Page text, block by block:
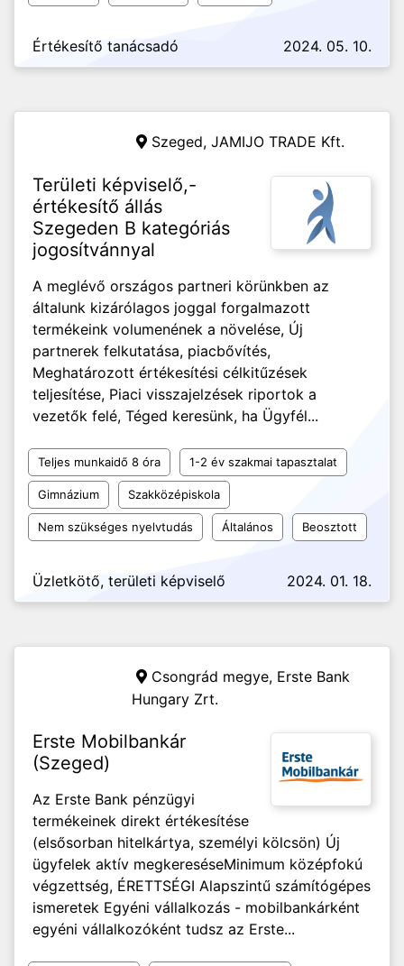
Értékesítő tanácsadó 2024. 05. 10.
Szeged, JAMIJO TRADE Kft.
Területi képviselő,-
értékesítő állás
Szegeden B kategóriás
jogosítvánnyal
A meglévő országos partneri körünkben az
általunk kizárólagos joggal forgalmazott
termékeink volumenének a növelése, Új
partnerek felkutatása, piacbővítés,
Meghatározott értékesítési célkitűzések
teljesítése, Piaci visszajelzések riportok a
vezetők felé, Téged keresünk, ha Ügyfél...
Teljes munkaidő 8 óra 1-2 év szakmai tapasztalat
Gimnázium Szakközépiskola
Nem szükséges nyelvtudás Általános Beosztott
Üzletkötő, területi képviselő 2024. 01. 18.
Csongrád megye, Erste Bank
Hungary Zrt.
Erste Mobilbankár
(Szeged)
Az Erste Bank pénzügyi
termékeinek direkt értékesítése
(elsősorban hitelkártya, személyi kölcsön) Új
ügyfelek aktív megkeresése ​​​​​​Minimum középfokú
végzettség, ÉRETTSÉGI Alapszintű számítógépes
ismeretek Egyéni vállalkozás - mobilbankárként
egyéni vállalkozóként tudsz az Erste...